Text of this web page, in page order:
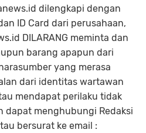
dilengkapi dengan
ID Card dari perusahaan,
DILARANG meminta dan
barang apapun dari
yang merasa
dari identitas wartawan
mendapat perilaku tidak
dapat menghubungi Redaksi
bersurat ke email :